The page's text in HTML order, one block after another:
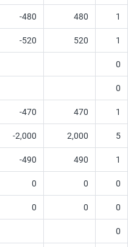
-480 480 1
-520 520 1
0
0
-470 470 1
-2,000 2,000 5
-490 490 1
0 0 0
0 0 0
0